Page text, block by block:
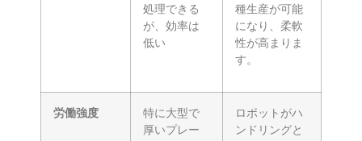
処理できる
が、効率は
低い
種生産が可能
になり、柔軟
性が高まりま
す。
労働強度
特に大型で
厚いプレー
ロボットがハ
ンドリングと